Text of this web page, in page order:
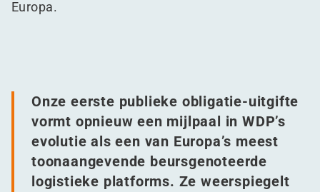
Europa.
Onze eerste publieke obligatie-uitgifte
vormt opnieuw een mijlpaal in WDP’s
evolutie als een van Europa’s meest
toonaangevende beursgenoteerde
logistieke platforms. Ze weerspiegelt